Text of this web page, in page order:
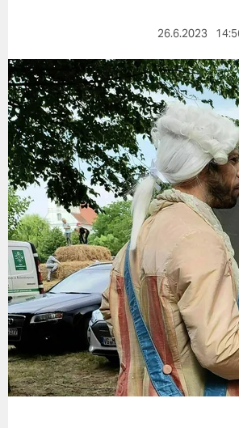
berlin
nord
wahrheit
verlag
verlag
veranstaltungen
shop
fragen & hilfe
unterstützen
abo
genossenschaft
26.6.2023